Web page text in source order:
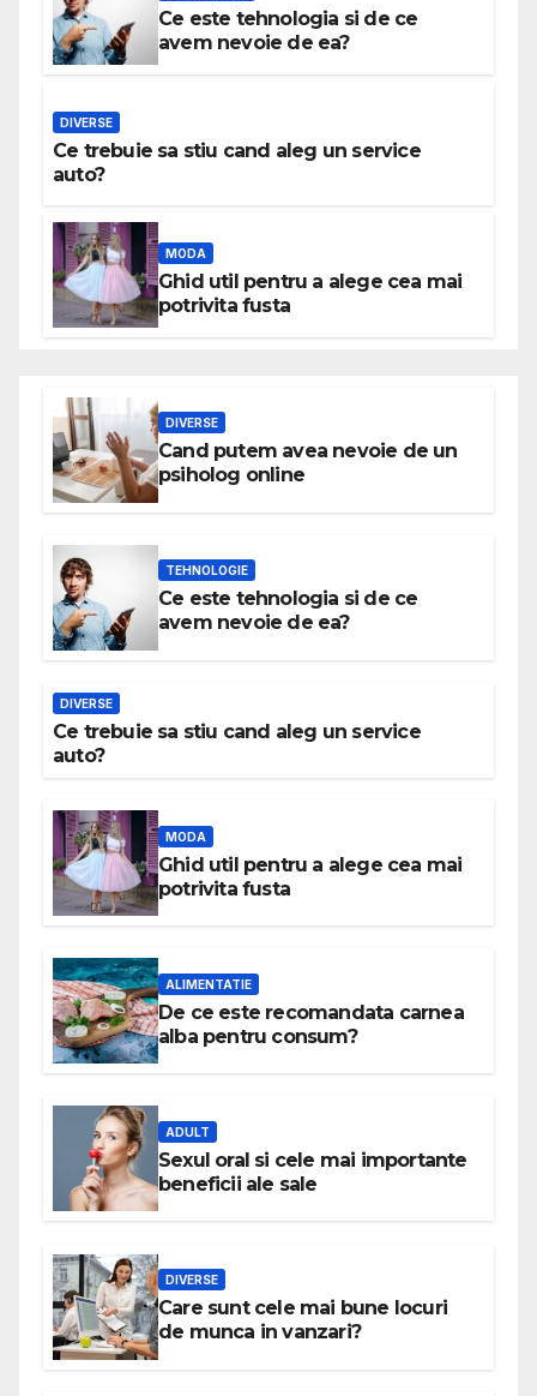
Ce este tehnologia si de ce
avem nevoie de ea?
DIVERSE
Ce trebuie sa stiu cand aleg un service
auto?
MODA
Ghid util pentru a alege cea mai
potrivita fusta
DIVERSE
Cand putem avea nevoie de un
psiholog online
TEHNOLOGIE
Ce este tehnologia si de ce
avem nevoie de ea?
DIVERSE
Ce trebuie sa stiu cand aleg un service
auto?
MODA
Ghid util pentru a alege cea mai
potrivita fusta
ALIMENTATIE
De ce este recomandata carnea
alba pentru consum?
ADULT
Sexul oral si cele mai importante
beneficii ale sale
DIVERSE
Care sunt cele mai bune locuri
de munca in vanzari?